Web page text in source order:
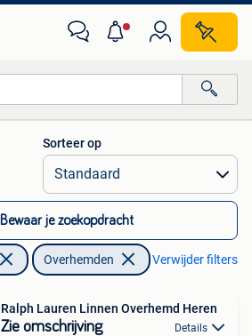
Alle afstanden…
Sorteer op
Bewaar je zoekopdracht
Overhemden Verwijder filters
Ralph Lauren Linnen Overhemd Heren
Zie omschrijving Details